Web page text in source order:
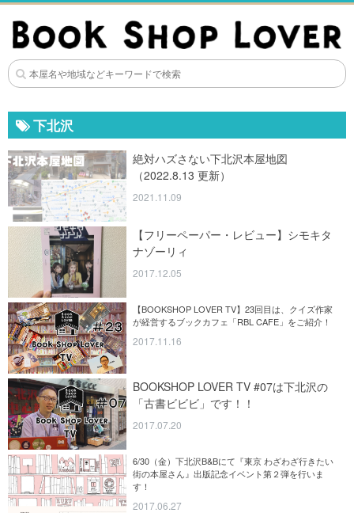
下北沢
絶対ハズさない下北沢本屋地図
（2022.8.13 更新）
2021.11.09
【フリーペーパー・レビュー】シモキタ
ナゾーリィ
2017.12.05
【BOOKSHOP LOVER TV】23回目は、クイズ作家
が経営するブックカフェ「RBL CAFE」をご紹介！
2017.11.16
BOOKSHOP LOVER TV #07は下北沢の
「古書ビビビ」です！！
2017.07.20
6/30（金）下北沢B&Bにて『東京 わざわざ行きたい
街の本屋さん』出版記念イベント第２弾を行いま
す！
2017.06.27